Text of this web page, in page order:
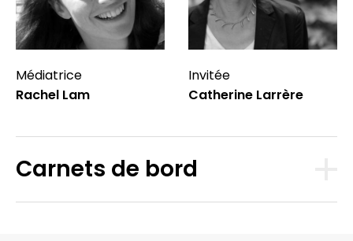
Médiatrice
Rachel Lam
Invitée
Catherine Larrère
Carnets de bord